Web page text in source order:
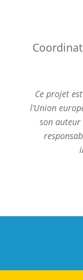
Ce projet
l’Union
son auteur